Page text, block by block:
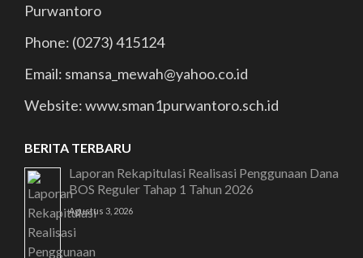
Purwantoro
Phone: (0273) 415124
Email: smansa_mewah@yahoo.co.id
Website: www.sman1purwantoro.sch.id
BERITA TERBARU
Laporan Rekapitulasi Realisasi Penggunaan Dana
BOS Reguler Tahap 1 Tahun 2026
Agustus 3, 2026